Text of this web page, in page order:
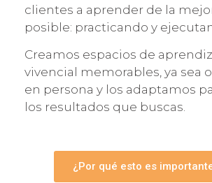
clientes a aprender de la
posible: practicando y
Creamos espacios de
vivencial memorables, ya sea
en persona y los adaptamos
los resultados que buscas.
¿Por qué esto es